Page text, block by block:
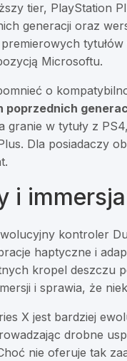
tier, PlayStation
generacji oraz
Microsoftu.
o
poprzednich
granie w tytuły z
Dla posiadaczy
i
kontroler
haptyczne i
kropel deszczu
i sprawia, że
X jest bardziej
drobne
nie oferuje tak